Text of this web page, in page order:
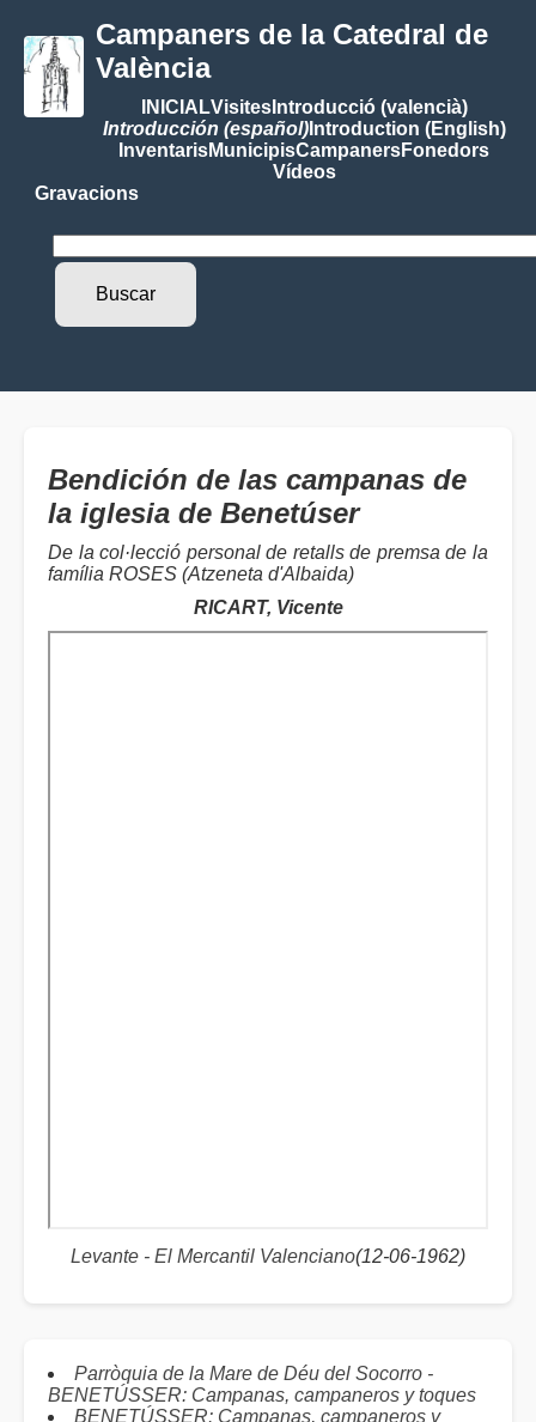
Campaners de la Catedral de
València
INICIALVisitesIntroducció (valencià)
Introducción (español)Introduction (English)
InventarisMunicipisCampanersFonedors
Vídeos
Gravacions
Bendición de las campanas de
la iglesia de Benetúser
De la col·lecció personal de retalls de premsa de la
família ROSES (Atzeneta d'Albaida)
RICART, Vicente
Levante - El Mercantil Valenciano(12-06-1962)
Parròquia de la Mare de Déu del Socorro -
BENETÚSSER: Campanas, campaneros y toques
BENETÚSSER: Campanas, campaneros y